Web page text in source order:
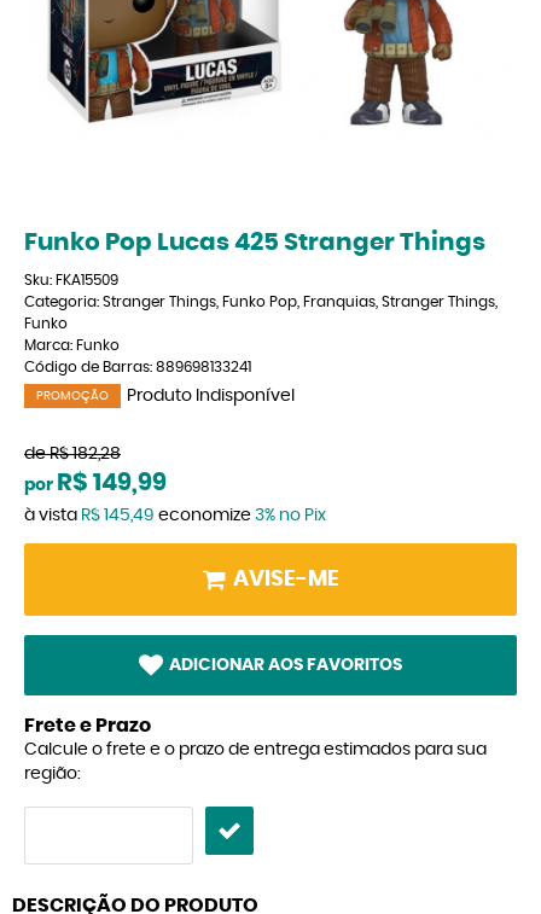
Funko Pop Lucas 425 Stranger Things
Sku: FKA15509
Categoria: Stranger Things Funko Pop Franquias Stranger Things
Funko
Marca: Funko
Código de Barras: 889698133241
PROMOÇÃO Produto Indisponível
de R$ 182,28
por R$ 149,99
à vista R$ 145,49 economize 3% no Pix
AVISE-ME
ADICIONAR AOS FAVORITOS
Frete e Prazo
Calcule o frete e o prazo de entrega estimados para sua
região:
DESCRIÇÃO DO PRODUTO